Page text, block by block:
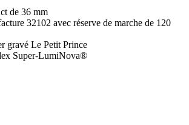
de 36 mm
32102 avec réserve de marche de 120
gravé Le Petit Prince
Super-LumiNova®